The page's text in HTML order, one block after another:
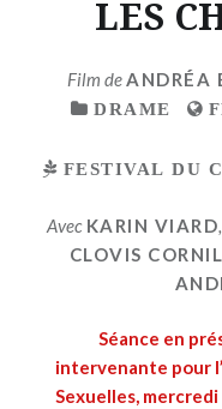
LES
Film deANDRÉA
DRAME
FESTIVAL DU
Avec KARIN VIARD,
CLOVIS
Séance en
intervenante pour
Sexuelles,